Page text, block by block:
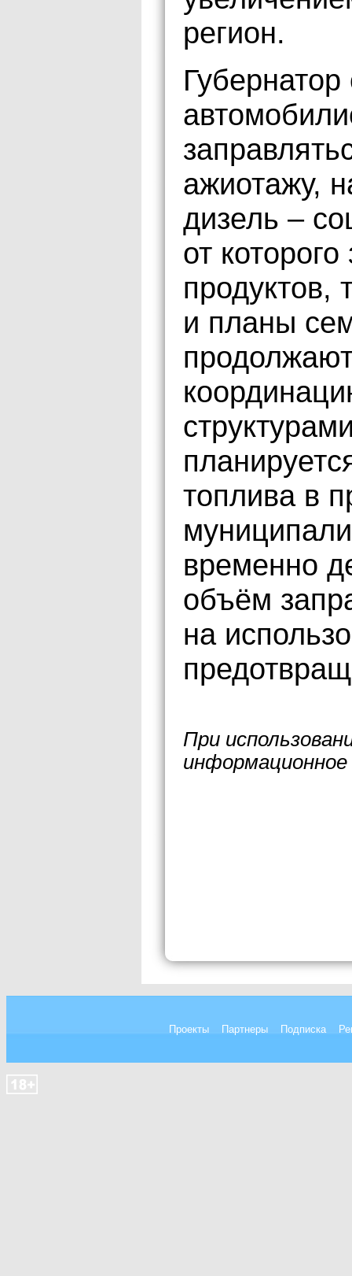
регион.
ажиотажу,
дизель –
от
продуктов,
и планы
топлива в
временно
объём
на
При
Проекты Партнеры Подписка